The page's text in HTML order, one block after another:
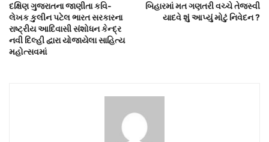
દક્ષિણ ગુજરાતના જાણીતા કવિ-
લેખક કુલીન પટેલ ભારત સરકારના
રાષ્ટ્રીય આદિવાસી સંશોધન કેન્દ્ર
નવી દિલ્હી દ્વારા યોજાયેલા સાહિત્ય
મહોત્સવમાં
બિહારમાં મત ગણતરી વચ્ચે તેજસ્વી
યાદવે શું આપ્યું મોટું નિવેદન ?